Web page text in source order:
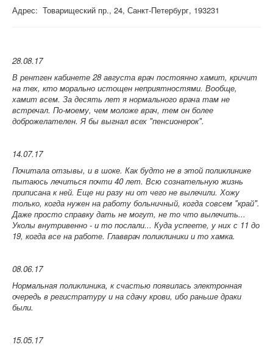
Адрес: Товарищеский пр., 24, Санкт-Петербург, 193231
28.08.17
В рентген кабинете 28 августа врач постоянно хамит, кричит
на тех, кто морально истощен неприятностями. Вообще,
хамит всем. За десять лет я нормального врача там не
встречал. По-моему, чем моложе врач, тем он более
доброжелателен. Я бы выгнал всех "пенсионерок".
14.07.17
Почитала отзывы, и в шоке. Как будто не в этой поликлинике
пытаюсь лечиться почти 40 лет. Всю сознательную жизнь
приписана к ней. Еще ни разу ни от чего не вылечили. Хожу
только, когда нужен на работу больничный, когда совсем "край".
Даже просто справку дать не могут, не то что вылечить...
Уколы внутривенно - и то послали... Куда успеете, у них с 11 до
19, когда все на работе. Главврач поликлиники и то хамка.
08.06.17
Нормальная поликлиника, к счастью появилась электронная
очередь в регистратуру и на сдачу крови, ибо раньше драки
были.
15.05.17